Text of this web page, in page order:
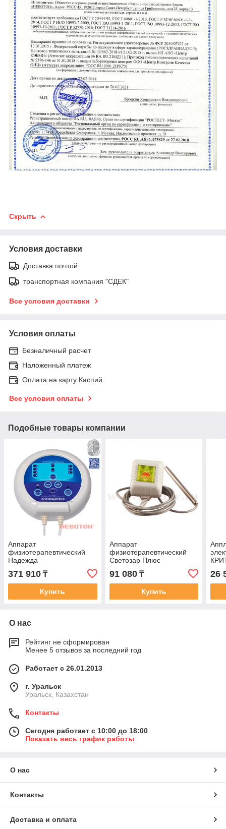
Скрыть
Условия доставки
Доставка почтой
транспортная компания "СДЕК"
Все условия доставки
Условия оплаты
Безналичный расчет
Наложенный платеж
Оплата на карту Каспий
Все условия оплаты
Подобные товары компании
Аппарат
физиотерапевтический
Надежда
371 910 ₸
Купить
Аппарат
физиотерапевтический
Светозар Плюс
91 080₸
Купить
26
О нас
Рейтинг не сформирован
Менее 5 отзывов за последний год
Работает с 26.01.2013
г. Уральск
Уральск, Казахстан
Контакты
Сегодня работает с 10:00 до 18:00
Показать весь график работы
О нас
Контакты
Доставка и оплата